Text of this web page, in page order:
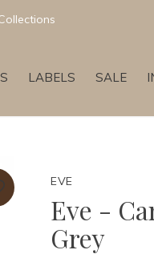
LABELS SALE
EVE
Eve -
Grey